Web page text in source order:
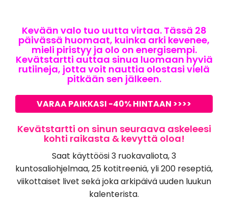
Kevään valo tuo uutta virtaa. Tässä 28
päivässä huomaat, kuinka arki kevenee,
mieli piristyy ja olo on energisempi.
Kevätstartti auttaa sinua luomaan hyviä
rutiineja, jotta voit nauttia olostasi vielä
pitkään sen jälkeen.
VARAA PAIKKASI -40% HINTAAN >>>>
Kevätstartti on sinun seuraava askeleesi
kohti raikasta & kevyttä oloa!
Saat käyttöösi 3 ruokavaliota, 3
kuntosaliohjelmaa, 25 kotitreeniä, yli 200 reseptiä,
viikottaiset livet sekä joka arkipäivä uuden luukun
kalenterista.